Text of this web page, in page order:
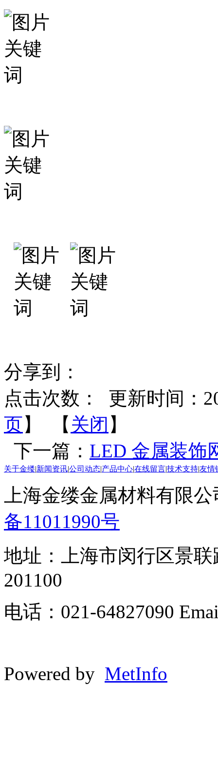
分享到：
点击次数：
更新时间：
页】 【 关闭 】
下一篇： LED 金属装饰
关于金缕|新闻资讯|公司动态|产品中心|在线留言|技术支持|友情
上海金缕金属材料有限
备11011990号
地址：上海市闵行区景
201100
电话：021-64827090
Powered by MetInfo